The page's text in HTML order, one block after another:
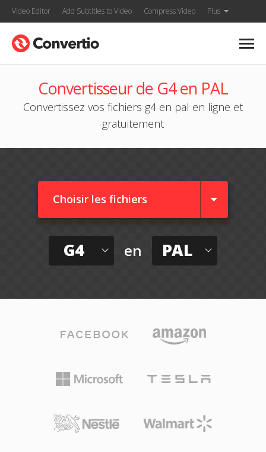
Video Editor Add Subtitles to Video Compress Video Plus
Convertisseur de G4 en PAL
Convertissez vos fichiers g4 en pal en ligne et
gratuitement
Choisir les fichiers
G4 en PAL